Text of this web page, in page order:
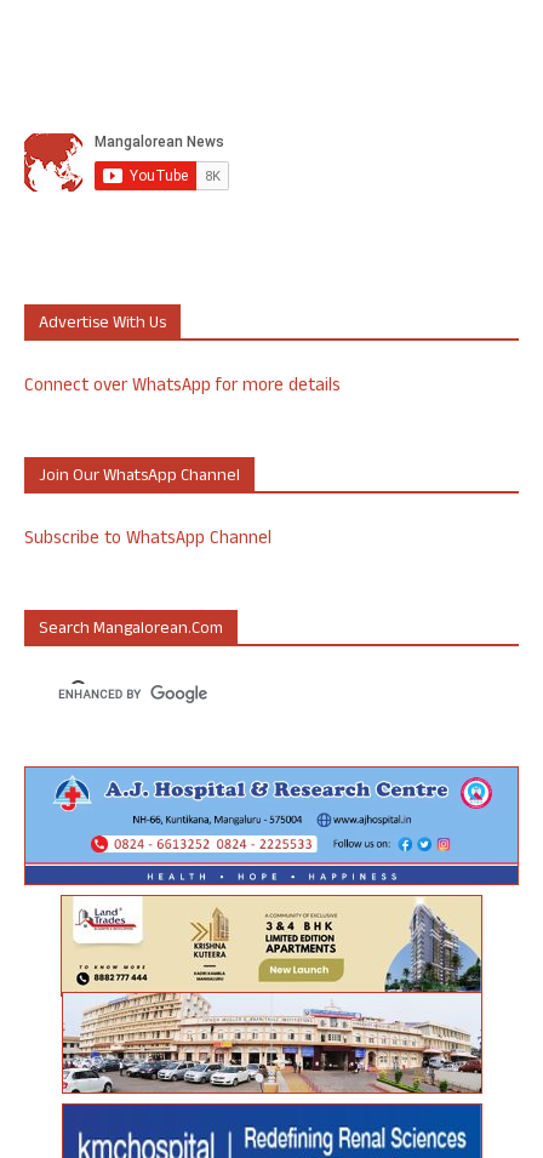
Advertise With Us
Connect over WhatsApp for more details
Join Our WhatsApp Channel
Subscribe to WhatsApp Channel
Search Mangalorean.com